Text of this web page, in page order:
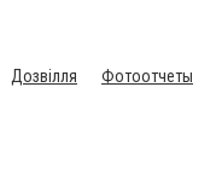
Дозвілля Фотоотчеты